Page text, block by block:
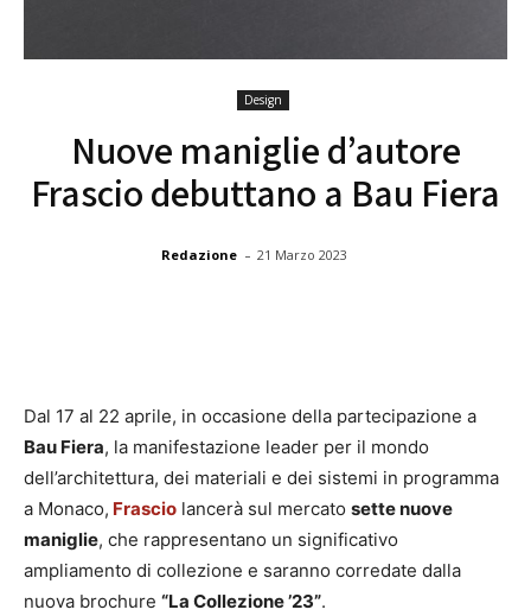
Design
Nuove maniglie d’autore
Frascio debuttano a Bau Fiera
Redazione - 21 Marzo 2023
Dal 17 al 22 aprile, in occasione della partecipazione a
Bau Fiera, la manifestazione leader per il mondo
dell’architettura, dei materiali e dei sistemi in programma
a Monaco, Frascio lancerà sul mercato sette nuove
maniglie, che rappresentano un significativo
ampliamento di collezione e saranno corredate dalla
nuova brochure “La Collezione ’23”.